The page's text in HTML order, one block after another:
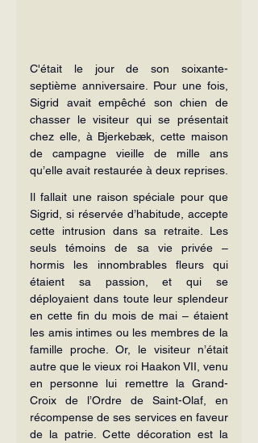
C'était le jour de son soixante-
septième anniversaire. Pour une fois,
Sigrid avait empêché son chien de
chasser le visiteur qui se présentait
chez elle, à Bjerkebæk, cette maison
de campagne vieille de mille ans
qu’elle avait restaurée à deux reprises.
Il fallait une raison spéciale pour que
Sigrid, si réservée d’habitude, accepte
cette intrusion dans sa retraite. Les
seuls témoins de sa vie privée –
hormis les innombrables fleurs qui
étaient sa passion, et qui se
déployaient dans toute leur splendeur
en cette fin du mois de mai – étaient
les amis intimes ou les membres de la
famille proche. Or, le visiteur n’était
autre que le vieux roi Haakon VII, venu
en personne lui remettre la Grand-
Croix de l’Ordre de Saint-Olaf, en
récompense de ses services en faveur
de la patrie. Cette décoration est la